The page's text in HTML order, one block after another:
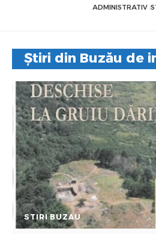
ADMINISTRATIV
Știri din Buzău de
STIRI BUZAU